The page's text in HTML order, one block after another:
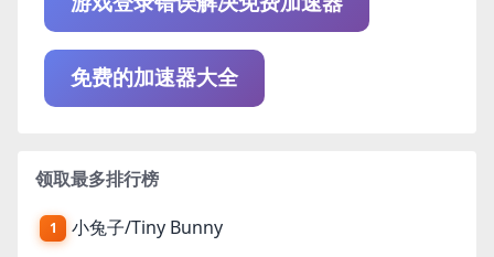
免费的加速器大全
领取最多排行榜
1 小兔子/Tiny Bunny